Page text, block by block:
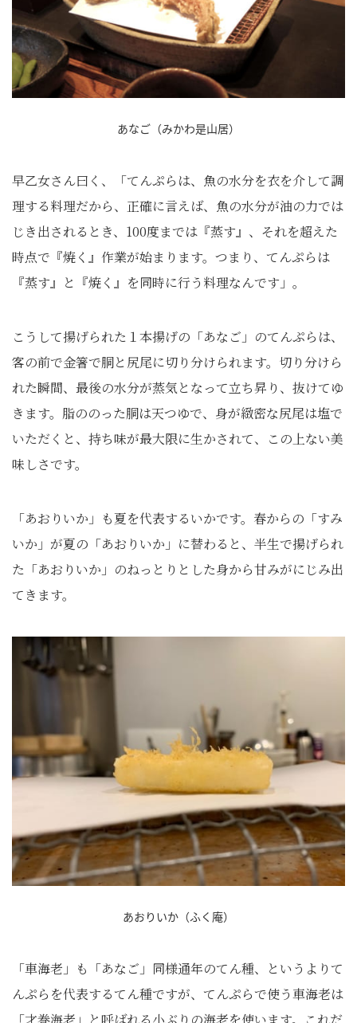
あなご（みかわ是山居）
早乙女さん曰く、「てんぷらは、魚の水分を衣を介して調
理する料理だから、正確に言えば、魚の水分が油の力では
じき出されるとき、100度までは『蒸す』、それを超えた
時点で『焼く』作業が始まります。つまり、てんぷらは
『蒸す』と『焼く』を同時に行う料理なんです」。
こうして揚げられた１本揚げの「あなご」のてんぷらは、
客の前で金箸で胴と尻尾に切り分けられます。切り分けら
れた瞬間、最後の水分が蒸気となって立ち昇り、抜けてゆ
きます。脂ののった胴は天つゆで、身が緻密な尻尾は塩で
いただくと、持ち味が最大限に生かされて、この上ない美
味しさです。
「あおりいか」も夏を代表するいかです。春からの「すみ
いか」が夏の「あおりいか」に替わると、半生で揚げられ
た「あおりいか」のねっとりとした身から甘みがにじみ出
てきます。
あおりいか（ふく庵）
「車海老」も「あなご」同様通年のてん種、というよりて
んぷらを代表するてん種ですが、てんぷらで使う車海老は